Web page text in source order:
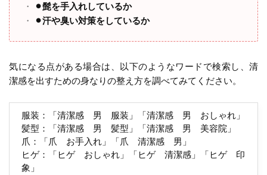
⚫︎髭を手入れしているか
⚫︎汗や臭い対策をしているか
気になる点がある場合は、以下のようなワードで検索し、清
潔感を出すための身なりの整え方を調べてみてください。
服装：「清潔感 男 服装」「清潔感 男 おしゃれ」
髪型：「清潔感 男 髪型」「清潔感 男 美容院」
爪：「爪 お手入れ」「爪 清潔感 男」
ヒゲ：「ヒゲ おしゃれ」「ヒゲ 清潔感」「ヒゲ 印
象」